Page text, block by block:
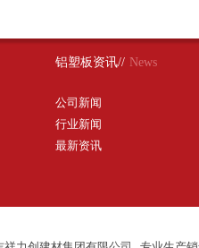
铝塑板资讯// News
公司新闻
行业新闻
最新资讯